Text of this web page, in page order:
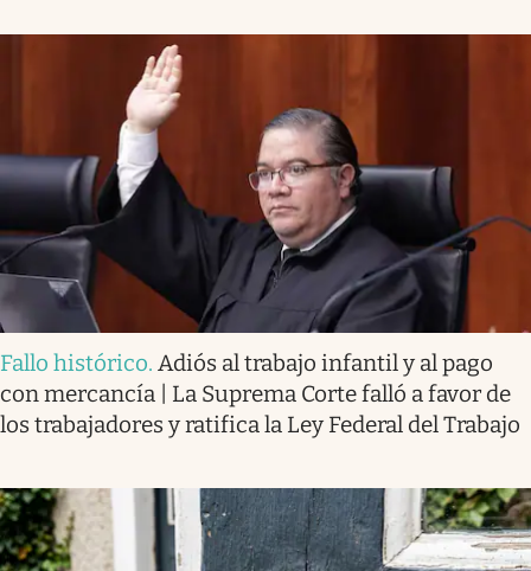
Fallo histórico. Adiós al trabajo infantil y al pago
con mercancía | La Suprema Corte falló a favor de
los trabajadores y ratifica la Ley Federal del Trabajo